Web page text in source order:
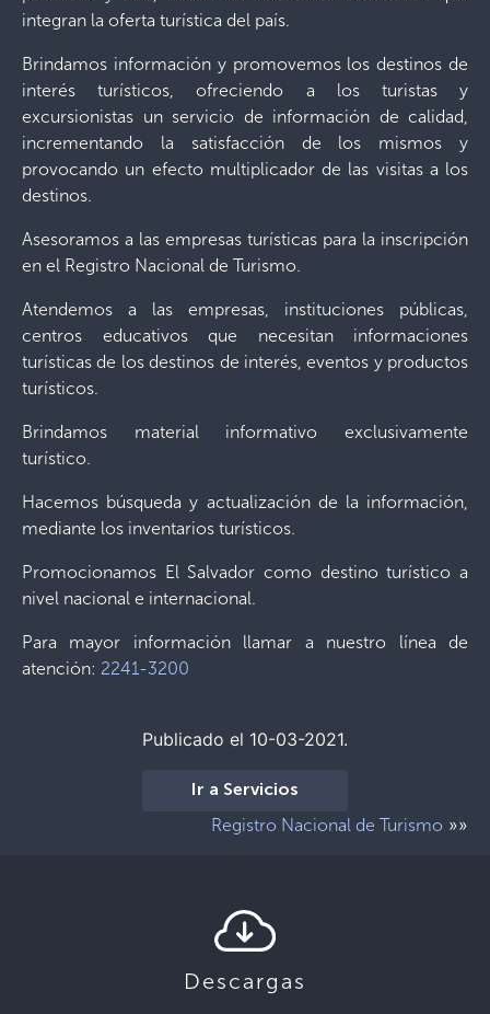
integran la oferta turística del país.
Brindamos información y promovemos los destinos de
interés turísticos, ofreciendo a los turistas y
excursionistas un servicio de información de calidad,
incrementando la satisfacción de los mismos y
provocando un efecto multiplicador de las visitas a los
destinos.
Asesoramos a las empresas turísticas para la inscripción
en el Registro Nacional de Turismo.
Atendemos a las empresas, instituciones públicas,
centros educativos que necesitan informaciones
turísticas de los destinos de interés, eventos y productos
turísticos.
Brindamos material informativo exclusivamente
turístico.
Hacemos búsqueda y actualización de la información,
mediante los inventarios turísticos.
Promocionamos El Salvador como destino turístico a
nivel nacional e internacional.
Para mayor información llamar a nuestro línea de
atención: 2241-3200
Publicado el 10-03-2021.
Ir a Servicios
Registro Nacional de Turismo »»
Descargas